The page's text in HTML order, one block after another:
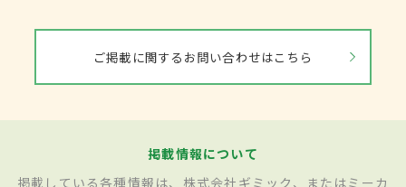
ご掲載に関するお問い合わせはこちら
掲載情報について
掲載している各種情報は、株式会社ギミック、またはミーカ